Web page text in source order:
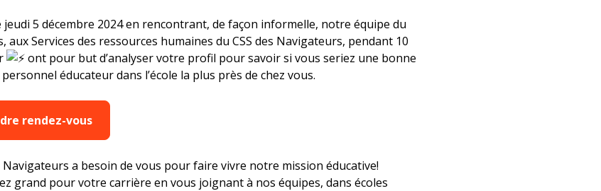
5 décembre 2024 en rencontrant, de façon informelle, notre équipe du
aux Services des ressources humaines du CSS des Navigateurs, pendant 10
ont pour but d’analyser votre profil pour savoir si vous seriez une bonne
éducateur dans l’école la plus près de chez vous.
rendez-vous
Navigateurs a besoin de vous pour faire vivre notre mission éducative!
grand pour votre carrière en vous joignant à nos équipes, dans écoles